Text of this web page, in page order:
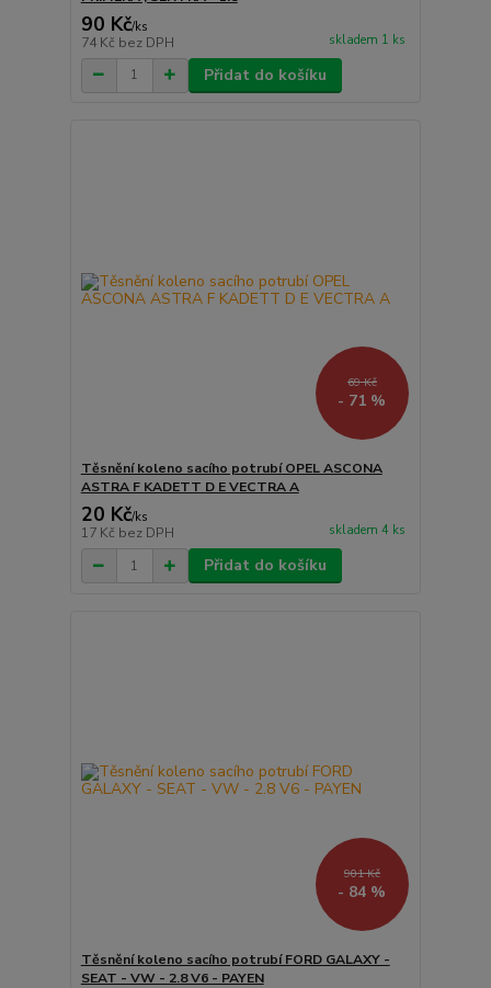
90 Kč/ks
74 Kč bez DPH skladem 1 ks
Přidat do košíku
69 Kč
- 71 %
Těsnění koleno sacího potrubí OPEL ASCONA
ASTRA F KADETT D E VECTRA A
20 Kč/ks
17 Kč bez DPH skladem 4 ks
Přidat do košíku
901 Kč
- 84 %
Těsnění koleno sacího potrubí FORD GALAXY -
SEAT - VW - 2.8 V6 - PAYEN